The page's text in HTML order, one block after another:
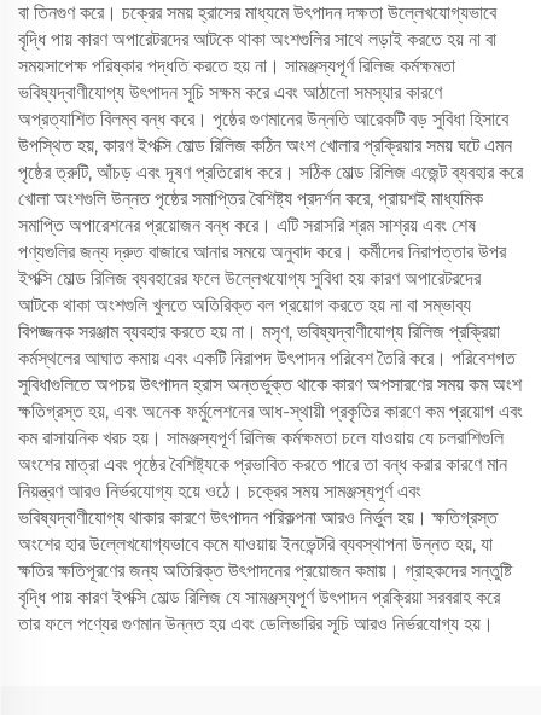
বা তিনগুণ করে। চক্রের সময় হ্রাসের মাধ্যমে উৎপাদন দক্ষতা উল্লেখযোগ্যভাবে
বৃদ্ধি পায় কারণ অপারেটরদের আটকে থাকা অংশগুলির সাথে লড়াই করতে হয় না বা
সময়সাপেক্ষ পরিষ্কার পদ্ধতি করতে হয় না। সামঞ্জস্যপূর্ণ রিলিজ কর্মক্ষমতা
ভবিষ্যদ্বাণীযোগ্য উৎপাদন সূচি সক্ষম করে এবং আঠালো সমস্যার কারণে
অপ্রত্যাশিত বিলম্ব বন্ধ করে। পৃষ্ঠের গুণমানের উন্নতি আরেকটি বড় সুবিধা হিসাবে
উপস্থিত হয়, কারণ ইপক্সি মোল্ড রিলিজ কঠিন অংশ খোলার প্রক্রিয়ার সময় ঘটে এমন
পৃষ্ঠের ত্রুটি, আঁচড় এবং দূষণ প্রতিরোধ করে। সঠিক মোল্ড রিলিজ এজেন্ট ব্যবহার করে
খোলা অংশগুলি উন্নত পৃষ্ঠের সমাপ্তির বৈশিষ্ট্য প্রদর্শন করে, প্রায়শই মাধ্যমিক
সমাপ্তি অপারেশনের প্রয়োজন বন্ধ করে। এটি সরাসরি শ্রম সাশ্রয় এবং শেষ
পণ্যগুলির জন্য দ্রুত বাজারে আনার সময়ে অনুবাদ করে। কর্মীদের নিরাপত্তার উপর
ইপক্সি মোল্ড রিলিজ ব্যবহারের ফলে উল্লেখযোগ্য সুবিধা হয় কারণ অপারেটরদের
আটকে থাকা অংশগুলি খুলতে অতিরিক্ত বল প্রয়োগ করতে হয় না বা সম্ভাব্য
বিপজ্জনক সরঞ্জাম ব্যবহার করতে হয় না। মসৃণ, ভবিষ্যদ্বাণীযোগ্য রিলিজ প্রক্রিয়া
কর্মস্থলের আঘাত কমায় এবং একটি নিরাপদ উৎপাদন পরিবেশ তৈরি করে। পরিবেশগত
সুবিধাগুলিতে অপচয় উৎপাদন হ্রাস অন্তর্ভুক্ত থাকে কারণ অপসারণের সময় কম অংশ
ক্ষতিগ্রস্ত হয়, এবং অনেক ফর্মুলেশনের আধ-স্থায়ী প্রকৃতির কারণে কম প্রয়োগ এবং
কম রাসায়নিক খরচ হয়। সামঞ্জস্যপূর্ণ রিলিজ কর্মক্ষমতা চলে যাওয়ায় যে চলরাশিগুলি
অংশের মাত্রা এবং পৃষ্ঠের বৈশিষ্ট্যকে প্রভাবিত করতে পারে তা বন্ধ করার কারণে মান
নিয়ন্ত্রণ আরও নির্ভরযোগ্য হয়ে ওঠে। চক্রের সময় সামঞ্জস্যপূর্ণ এবং
ভবিষ্যদ্বাণীযোগ্য থাকার কারণে উৎপাদন পরিকল্পনা আরও নির্ভুল হয়। ক্ষতিগ্রস্ত
অংশের হার উল্লেখযোগ্যভাবে কমে যাওয়ায় ইনভেন্টরি ব্যবস্থাপনা উন্নত হয়, যা
ক্ষতির ক্ষতিপূরণের জন্য অতিরিক্ত উৎপাদনের প্রয়োজন কমায়। গ্রাহকদের সন্তুষ্টি
বৃদ্ধি পায় কারণ ইপক্সি মোল্ড রিলিজ যে সামঞ্জস্যপূর্ণ উৎপাদন প্রক্রিয়া সরবরাহ করে
তার ফলে পণ্যের গুণমান উন্নত হয় এবং ডেলিভারির সূচি আরও নির্ভরযোগ্য হয়।